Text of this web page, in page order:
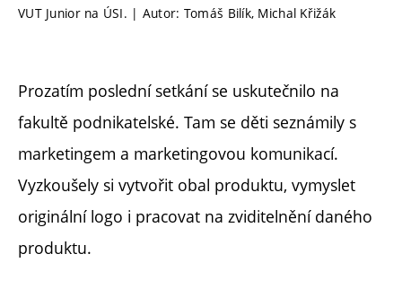
VUT Junior na ÚSI. | Autor: Tomáš Bilík, Michal Křižák
Prozatím poslední setkání se uskutečnilo na
fakultě podnikatelské. Tam se děti seznámily s
marketingem a marketingovou komunikací.
Vyzkoušely si vytvořit obal produktu, vymyslet
originální logo i pracovat na zviditelnění daného
produktu.